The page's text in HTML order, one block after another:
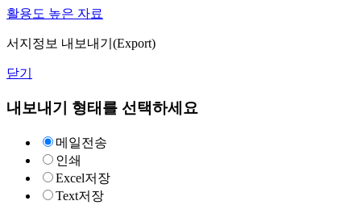
활용도 높은 자료
서지정보 내보내기(Export)
닫기
내보내기 형태를 선택하세요
메일전송
인쇄
Excel저장
Text저장